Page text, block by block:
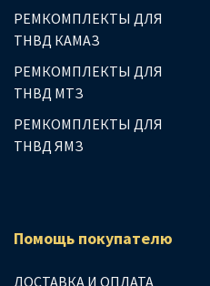
РЕМКОМПЛЕКТЫ ДЛЯ
ТНВД КАМАЗ
РЕМКОМПЛЕКТЫ ДЛЯ
ТНВД МТЗ
РЕМКОМПЛЕКТЫ ДЛЯ
ТНВД ЯМЗ
Помощь покупателю
ДОСТАВКА И ОПЛАТА